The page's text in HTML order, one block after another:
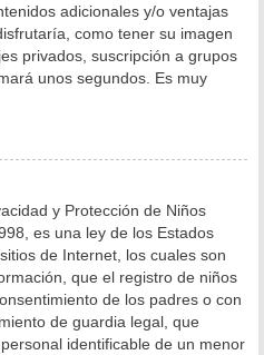
adicionales y/o ventajas
como tener su imagen
privados, suscripción a grupos
unos segundos. Es muy
y Protección de Niños
es una ley de los Estados
de Internet, los cuales son
que el registro de niños
de los padres o con
de guardia legal, que
identificable de un menor